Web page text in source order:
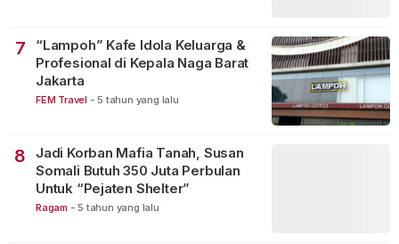
7
“Lampoh” Kafe Idola Keluarga &
Profesional di Kepala Naga Barat
Jakarta
FEM Travel - 5 tahun yang lalu
8
Jadi Korban Mafia Tanah, Susan
Somali Butuh 350 Juta Perbulan
Untuk “Pejaten Shelter”
Ragam - 5 tahun yang lalu